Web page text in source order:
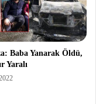
Baba Yanarak Öldü,
Yaralı